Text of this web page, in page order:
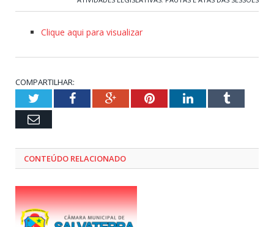
Clique aqui para visualizar
COMPARTILHAR:
TwitterFacebookGoogle+PinterestLinkedInTumblr
Email
CONTEÚDO RELACIONADO